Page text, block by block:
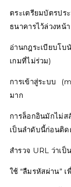
ตระเตรียมบัตรป
ธนาคารไว้ล่วงหน้า
อ่านกฎระเบียบโบ
เกมที่ไม่ร่วม)
การเข้าสู่ระบบ
มาก
การล็อกอินมักไม่
เป็นลำดับนี้ก่อนติ
สำรวจ URL ว่าเป็
ใช้ “ลืมรหัสผ่าน”